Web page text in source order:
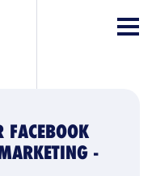
FACEBOOK
-